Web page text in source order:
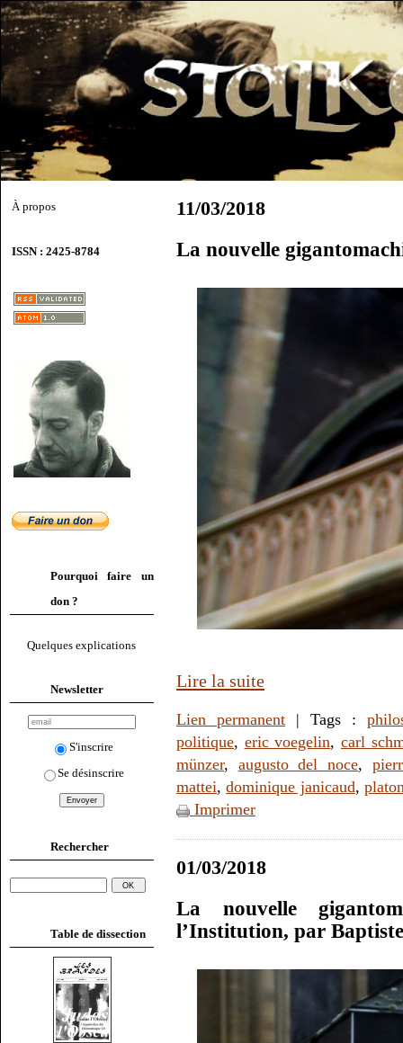
À propos
ISSN : 2425-8784
Pourquoi faire un
don ?
Quelques explications
Newsletter
S'inscrire
Se désinscrire
Rechercher
Table de dissection
11/03/2018
La nouvelle
Lire la suite
Lien permanent| Tags :
politique, eric voegelin, carl
münzer, augusto del noce,
mattei,dominique janicaud,
Imprimer
01/03/2018
La nouvelle
l’Institution, par